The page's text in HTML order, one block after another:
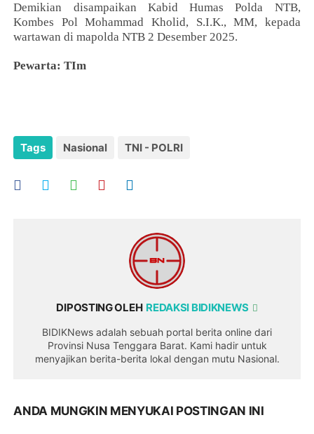
Demikian disampaikan Kabid Humas Polda NTB,
Kombes Pol Mohammad Kholid, S.I.K., MM, kepada
wartawan di mapolda NTB 2 Desember 2025.
Pewarta: TIm
Tags Nasional TNI - POLRI
DIPOSTING OLEH REDAKSI BIDIKNEWS
BIDIKNews adalah sebuah portal berita online dari
Provinsi Nusa Tenggara Barat. Kami hadir untuk
menyajikan berita-berita lokal dengan mutu Nasional.
ANDA MUNGKIN MENYUKAI POSTINGAN INI